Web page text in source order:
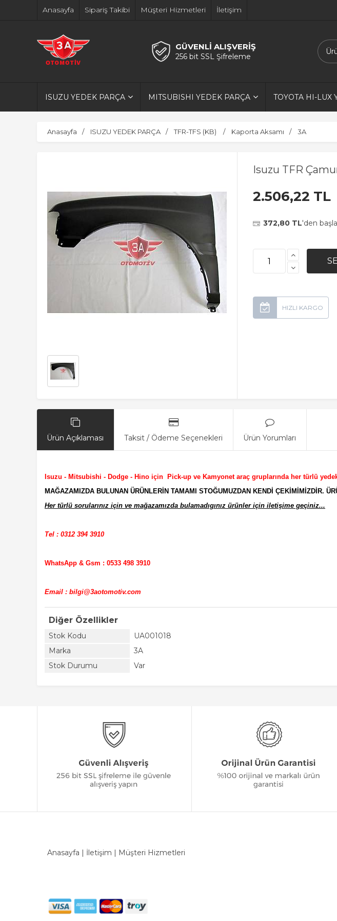
Anasayfa Sipariş Takibi Müşteri Hizmetleri İletişim
GÜVENLİ ALIŞVERİŞ
256 bit SSL Şifreleme
ISUZU YEDEK PARÇA MITSUBISHI YEDEK PARÇA TOYOTA HI-LUX
Anasayfa ISUZU YEDEK PARÇA TFR-TFS (KB) Kaporta Aksamı 3A
Isuzu TFR
2.506,22 TL
372,80 TL'den
Ürün Açıklaması Taksit / Ödeme Seçenekleri Ürün Yorumları
Isuzu - Mitsubishi - Dodge - Hino için Pick-up ve Kamyonet araç gruplarında her türlü
MAĞAZAMIZDA BULUNAN ÜRÜNLERİN TAMAMI STOĞUMUZDAN KENDİ ÇEKİMİMİZDİR.
Her türlü sorularınız için ve mağazamızda bulamadıgınız ürünler için iletişime geçiniz...
Tel : 0312 394 3910
WhatsApp & Gsm : 0533 498 3910
Email : bilgi@3aotomotiv.com
Diğer Özellikler
Stok Kodu
UA001018
Marka
3A
Stok Durumu
Var
Anasayfa | İletişim | Müşteri Hizmetleri